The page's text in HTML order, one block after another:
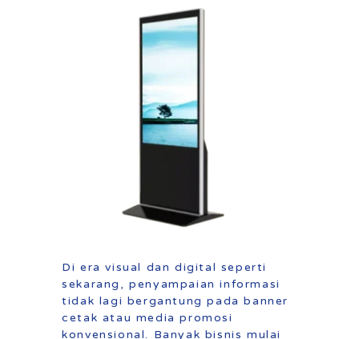
Di era visual dan digital seperti
sekarang, penyampaian informasi
tidak lagi bergantung pada banner
cetak atau media promosi
konvensional. Banyak bisnis mulai